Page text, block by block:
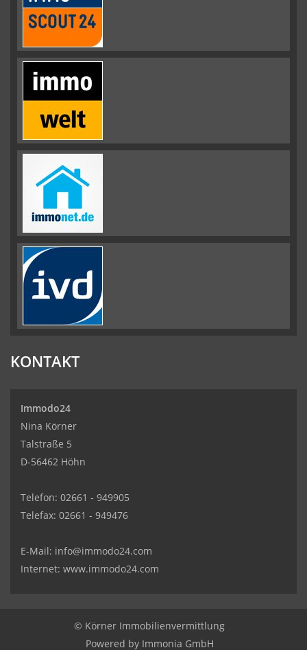
KONTAKT
Immodo24
Nina Körner
Talstraße 5
D-56462 Höhn
Telefon: 02661 - 949905
Telefax: 02661 - 949476
E-Mail: info@immodo24.com
Internet: www.immodo24.com
© Körner Immobilienvermittlung
Powered by Immonia GmbH